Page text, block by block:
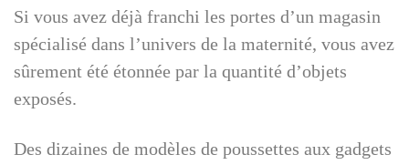
Si vous avez déjà franchi les portes d’un magasin
spécialisé dans l’univers de la maternité, vous avez
sûrement été étonnée par la quantité d’objets
exposés.
Des dizaines de modèles de poussettes aux gadgets